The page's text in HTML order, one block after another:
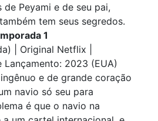
de Peyami e de seu pai,
tem seus segredos.
1
| Original Netflix |
Lançamento: 2023 (EUA)
e de grande coração
navio só seu para
é que o navio na